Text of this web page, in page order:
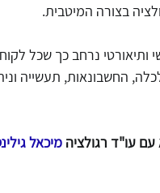
בצורה המיטבית.
נרחב כך שכל
החשבונאות, תעשייה
עו"ד רגולציה מיכאל